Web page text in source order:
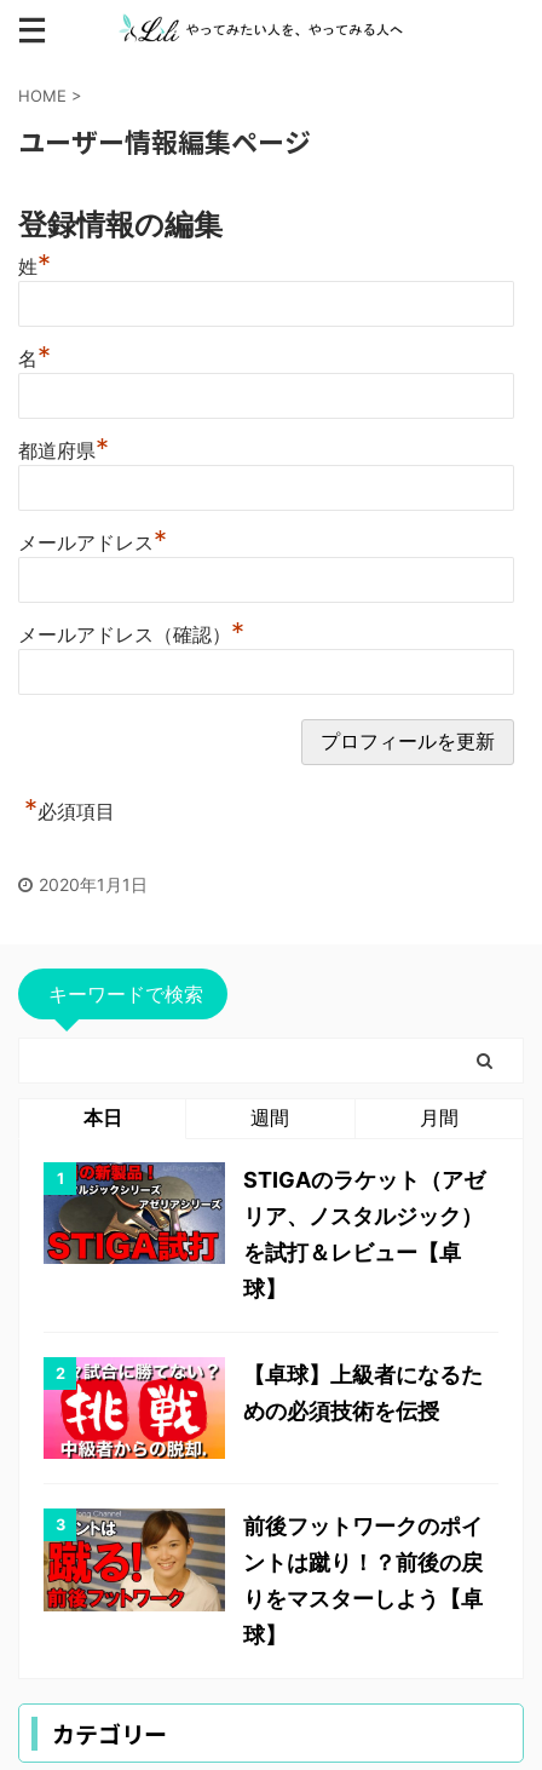
HOME >
ユーザー情報編集ページ
登録情報の編集
姓*
名*
都道府県*
メールアドレス*
メールアドレス（確認） *
*必須項目
2020年1月1日
キーワードで検索
本日 週間 月間
STIGAのラケット（アゼ
リア、ノスタルジック）
を試打＆レビュー【卓
球】
【卓球】上級者になるた
めの必須技術を伝授
前後フットワークのポイ
ントは蹴り！？前後の戻
りをマスターしよう【卓
球】
カテゴリー